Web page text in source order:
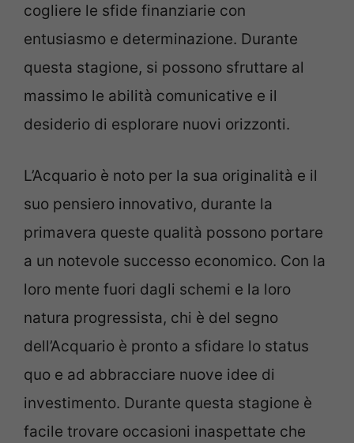
cogliere le sfide finanziarie con
entusiasmo e determinazione. Durante
questa stagione, si possono sfruttare al
massimo le abilità comunicative e il
desiderio di esplorare nuovi orizzonti.
L’Acquario è noto per la sua originalità e il
suo pensiero innovativo, durante la
primavera queste qualità possono portare
a un notevole successo economico. Con la
loro mente fuori dagli schemi e la loro
natura progressista, chi è del segno
dell’Acquario è pronto a sfidare lo status
quo e ad abbracciare nuove idee di
investimento. Durante questa stagione è
facile trovare occasioni inaspettate che